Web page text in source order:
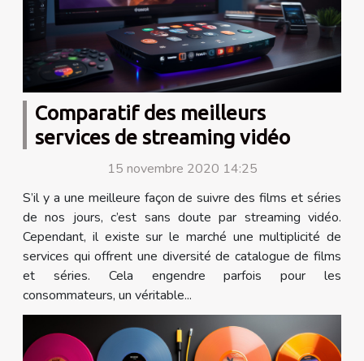
Comparatif des meilleurs
services de streaming vidéo
15 novembre 2020 14:25
S’il y a une meilleure façon de suivre des films et séries
de nos jours, c’est sans doute par streaming vidéo.
Cependant, il existe sur le marché une multiplicité de
services qui offrent une diversité de catalogue de films
et séries. Cela engendre parfois pour les
consommateurs, un véritable...